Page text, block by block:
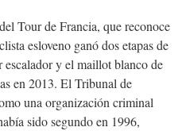
Tour de Francia, que reconoce
esloveno ganó dos etapas de
y el maillot blanco de
en 2013. El Tribunal de
una organización criminal
sido segundo en 1996,